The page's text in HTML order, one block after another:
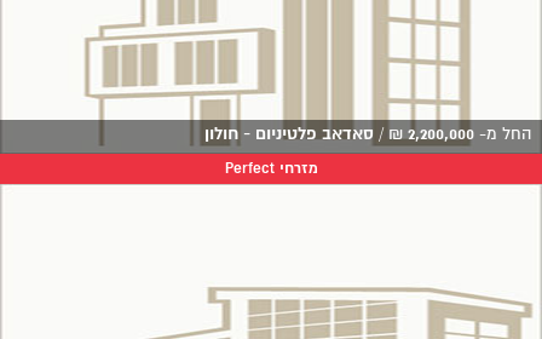
החל מ- 2,200,000
₪
/ סאדאב פלטיניום - חולון
מזרחי Perfect